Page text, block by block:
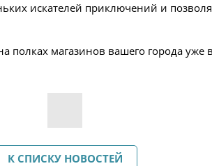
искателей приключений и
магазинов вашего города уже
К СПИСКУ НОВОСТЕЙ